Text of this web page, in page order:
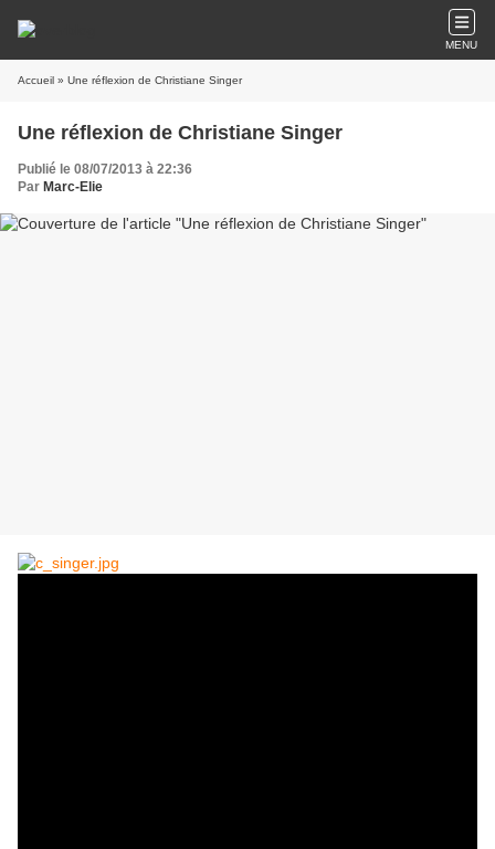
MENU
Accueil » Une réflexion de Christiane Singer
Une réflexion de Christiane Singer
Publié le 08/07/2013 à 22:36
Par Marc-Elie